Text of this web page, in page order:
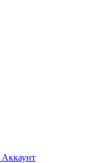
Аккаунт